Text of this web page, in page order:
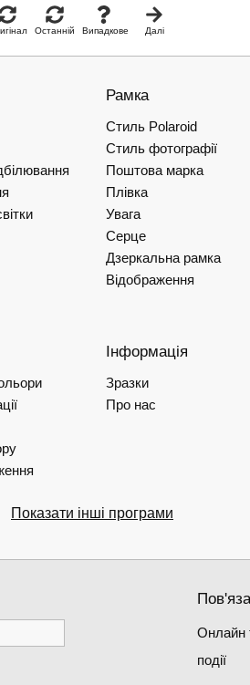
Останній Випадкове Далі
Рамка
Стиль Polaroid
Стиль фотографії
Поштова марка
Плівка
Увага
Серце
Дзеркальна рамка
Відображення
Інформація
Зразки
Про нас
Показати інші програми
Онлайн
події